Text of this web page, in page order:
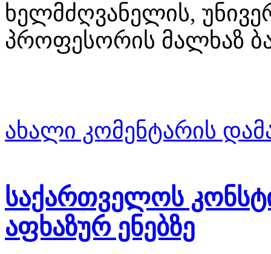
ხელმძღვანელის,
პროფესორის მალხაზ
ახალი კომენტარის
საქართველოს
აფხაზურ ენებზე